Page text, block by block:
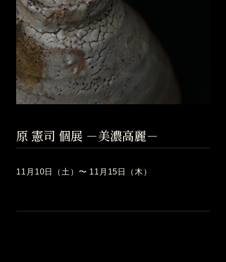
原 憲司 個展 －美濃高麗－
11月10日（土）〜 11月15日（木）